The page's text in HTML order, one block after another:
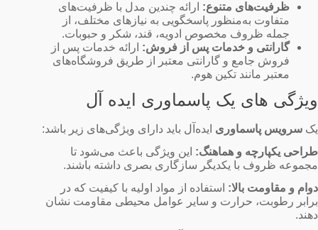
ظرفیت‌های متنوع: ارائه چندین مدل با ظرفیت‌های
متفاوت به‌منظور پاسخگویی به نیازهای مختلف، از
جمله ظروف مخصوص ادویه، قند، شکر و حبوبات.
گارانتی و خدمات پس از فروش: ارائه خدمات پس از
فروش جامع و گارانتی معتبر از طریق فروشگاه‌های
معتبر مانند تکین هوم.
ویژگی‌ های یک پاسماوری ایده آل
یک سرویس پاسماوری ایده‌آل باید دارای ویژگی‌های زیر باشد:
طراحی یکپارچه و هماهنگ: این ویژگی باعث می‌شود تا
مجموعه ظروف با یکدیگر سازگاری بصری داشته باشند.
دوام و مقاومت بالا: استفاده از مواد اولیه با کیفیت که در
برابر رطوبت، حرارت و سایر عوامل محیطی مقاومت نشان
دهند.